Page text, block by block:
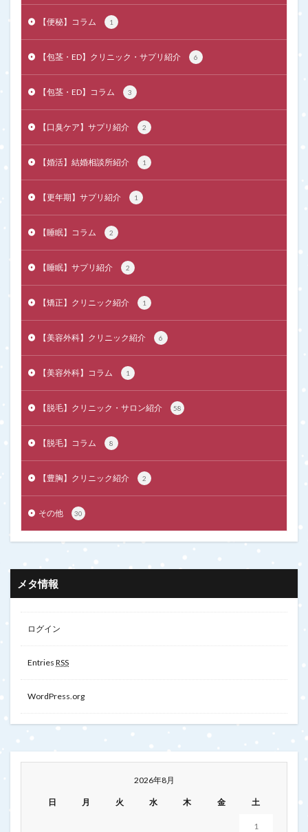
【便秘】コラム 1
【包茎・ED】クリニック・サプリ紹介 6
【包茎・ED】コラム 3
【口臭ケア】サプリ紹介 2
【婚活】結婚相談所紹介 1
【更年期】サプリ紹介 1
【睡眠】コラム 2
【睡眠】サプリ紹介 2
【矯正】クリニック紹介 1
【美容外科】クリニック紹介 6
【美容外科】コラム 1
【脱毛】クリニック・サロン紹介 58
【脱毛】コラム 8
【豊胸】クリニック紹介 2
その他 30
メタ情報
ログイン
Entries RSS
WordPress.org
2026年8月
日 月 火 水 木 金 土
1